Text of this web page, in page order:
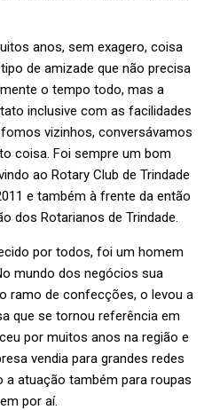
anos, sem exagero, coisa
de amizade que não precisa
o tempo todo, mas a
inclusive com as facilidades
vizinhos, conversávamos
coisa. Foi sempre um bom
ao Rotary Club de Trindade
e também à frente da então
dos Rotarianos de Trindade.
por todos, foi um homem
mundo dos negócios sua
ramo de confecções, o levou a
que se tornou referência em
por muitos anos na região e
vendia para grandes redes
a atuação também para roupas
por aí.